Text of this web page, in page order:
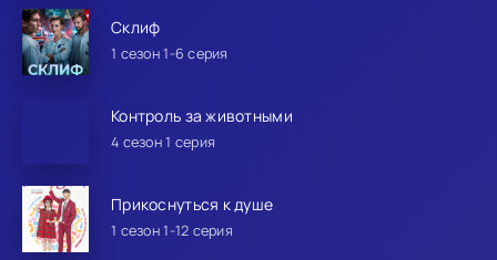
Склиф
1 сезон 1-6 серия
Контроль за животными
4 сезон 1 серия
Прикоснуться к душе
1 сезон 1-12 серия